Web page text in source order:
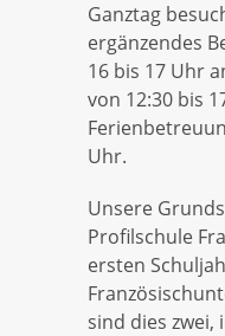
Wissenswertes
Aus dem Schulleben
Ganztag
ergänzendes
16 bis 17 Uhr
von 12:30 bis
Uhr.
Unsere
Profilschule
ersten
sind dies zwei,